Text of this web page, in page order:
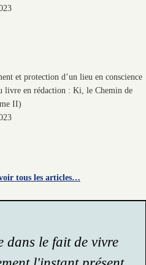
et protection d’un lieu en conscience
livre en rédaction : Ki, le Chemin de
II)
tous les articles…
dans le fait de vivre